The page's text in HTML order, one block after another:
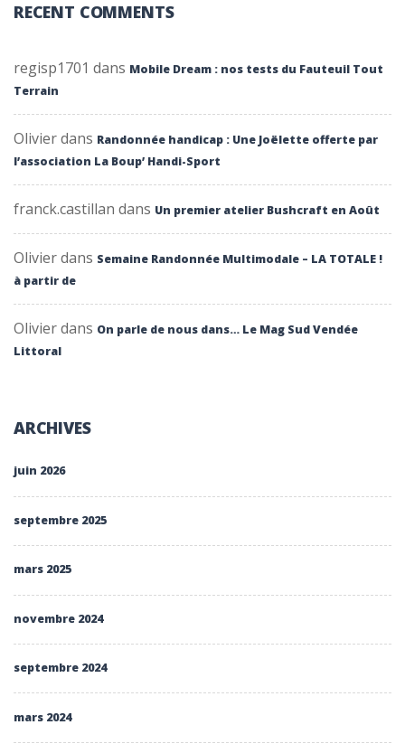
RECENT COMMENTS
regisp1701 dans Mobile Dream : nos tests du Fauteuil Tout
Terrain
Olivierdans Randonnée handicap : Une Joëlette offerte par
l’association La Boup’ Handi-Sport
franck.castillan dans Un premier atelier Bushcraft en Août
Olivierdans Semaine Randonnée Multimodale – LA TOTALE !
à partir de
Olivierdans On parle de nous dans… Le Mag Sud Vendée
Littoral
ARCHIVES
juin 2026
septembre 2025
mars 2025
novembre 2024
septembre 2024
mars 2024